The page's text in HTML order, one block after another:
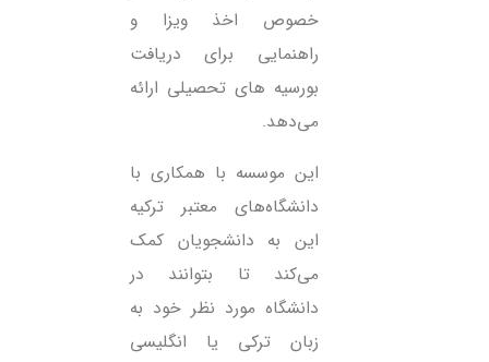
خصوص اخذ ویزا و
راهنمایی برای دریافت
بورسیه های تحصیلی ارائه
می‌دهد.
این موسسه با همکاری با
دانشگاه‌های معتبر ترکیه
این به دانشجویان کمک
می‌کند تا بتوانند در
دانشگاه مورد نظر خود به
زبان ترکی یا انگلیسی